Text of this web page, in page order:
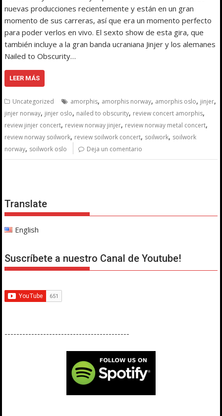
nuevas producciones recientemente y están en un gran
momento de sus carreras, así que era un momento perfecto
para poder verlos en vivo. El sexto show de esta gira, que
también incluye a la gran banda ucraniana Jinjer y los alemanes
Nailed to Obscurity…
LEER MÁS
Uncategorized amorphis, amorphis norway, amorphis oslo, jinjer,
jinjer norway, jinjer oslo, nailed to obscurity, review concert amorphis,
review jinjer concert, review norway jinjer, review norway metal concert,
review norway soilwork, review soilwork concert, soilwork, soilwork
norway, soilwork oslo Deja un comentario
Translate
English
Suscríbete a nuestro Canal de Youtube!
------------------------------------------